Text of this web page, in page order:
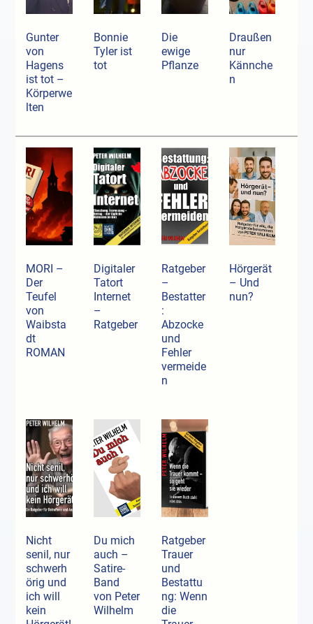
Gunter
von
Hagens
ist tot –
Körperwe
lten
Bonnie
Tyler ist
tot
Die
ewige
Pflanze
Draußen
nur
Kännche
n
MORI –
Der
Teufel
von
Waibsta
dt
ROMAN
Digitaler
Tatort
Internet
–
Ratgeber
Ratgeber
–
Bestatter
:
Abzocke
und
Fehler
vermeide
n
Hörgerät
– Und
nun?
Nicht
senil, nur
schwerh
örig und
ich will
kein
Du mich
auch –
Satire-
Band
von Peter
Wilhelm
Ratgeber
Trauer
und
Bestattu
ng: Wenn
die